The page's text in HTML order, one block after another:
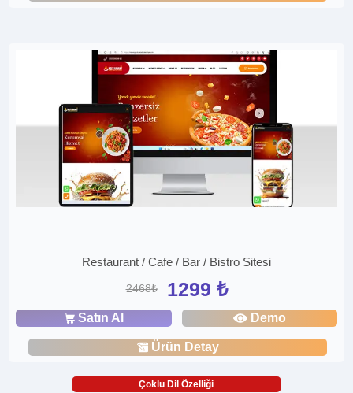
Restaurant / Cafe / Bar / Bistro Sitesi
2468₺ 1299 ₺
Satın Al Demo
Ürün Detay
Çoklu Dil Özelliği